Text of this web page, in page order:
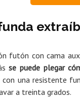
futón con cama
se puede plegar
una resistente
a treinta grados.